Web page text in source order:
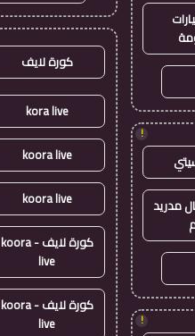
!
مدريد
!
كورة لايف
kora live
koora live
koora live
كورة لايف - koora
live
كورة لايف - koora
live